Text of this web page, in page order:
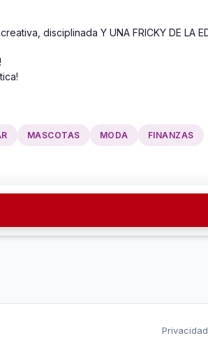
disciplinada Y UNA FRICKY DE LA
MASCOTAS MODA FINANZAS
Privacidad